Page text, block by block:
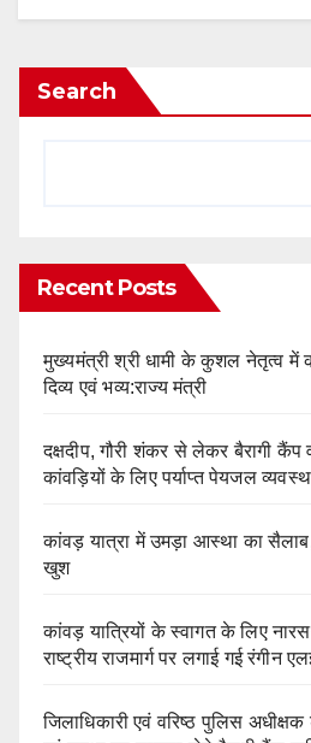
Search
Recent Posts
मुख्यमंत्री श्री धामी के कुशल नेतृत्व
दिव्य एवं भव्य:राज्य मंत्री
दक्षदीप, गौरी शंकर से लेकर बैरागी
कांवड़ियों के लिए पर्याप्त पेयजल
कांवड़ यात्रा में उमड़ा आस्था का
खुश
कांवड़ यात्रियों के स्वागत के लिए
राष्ट्रीय राजमार्ग पर लगाई गई रंगीन
जिलाधिकारी एवं वरिष्ठ पुलिस